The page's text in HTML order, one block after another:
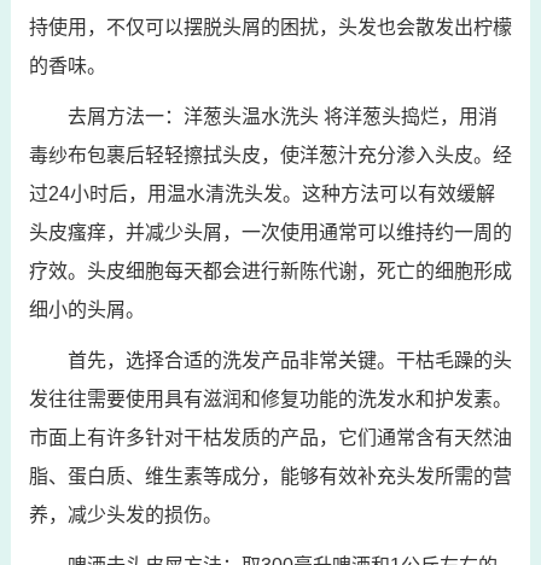
持使用，不仅可以摆脱头屑的困扰，头发也会散发出柠檬
的香味。
去屑方法一：洋葱头温水洗头 将洋葱头捣烂，用消
毒纱布包裹后轻轻擦拭头皮，使洋葱汁充分渗入头皮。经
过24小时后，用温水清洗头发。这种方法可以有效缓解
头皮瘙痒，并减少头屑，一次使用通常可以维持约一周的
疗效。头皮细胞每天都会进行新陈代谢，死亡的细胞形成
细小的头屑。
首先，选择合适的洗发产品非常关键。干枯毛躁的头
发往往需要使用具有滋润和修复功能的洗发水和护发素。
市面上有许多针对干枯发质的产品，它们通常含有天然油
脂、蛋白质、维生素等成分，能够有效补充头发所需的营
养，减少头发的损伤。